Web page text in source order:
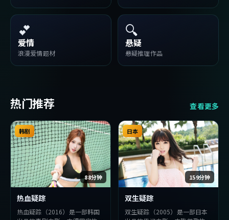
💕
爱情
浪漫爱情题材
🔍
悬疑
悬疑推理作品
热门推荐 查看更多
88分钟
韩剧
热血疑踪
热血疑踪（2016）是一部韩国
159分钟
日本
双生疑踪
双生疑踪（2005）是一部日本